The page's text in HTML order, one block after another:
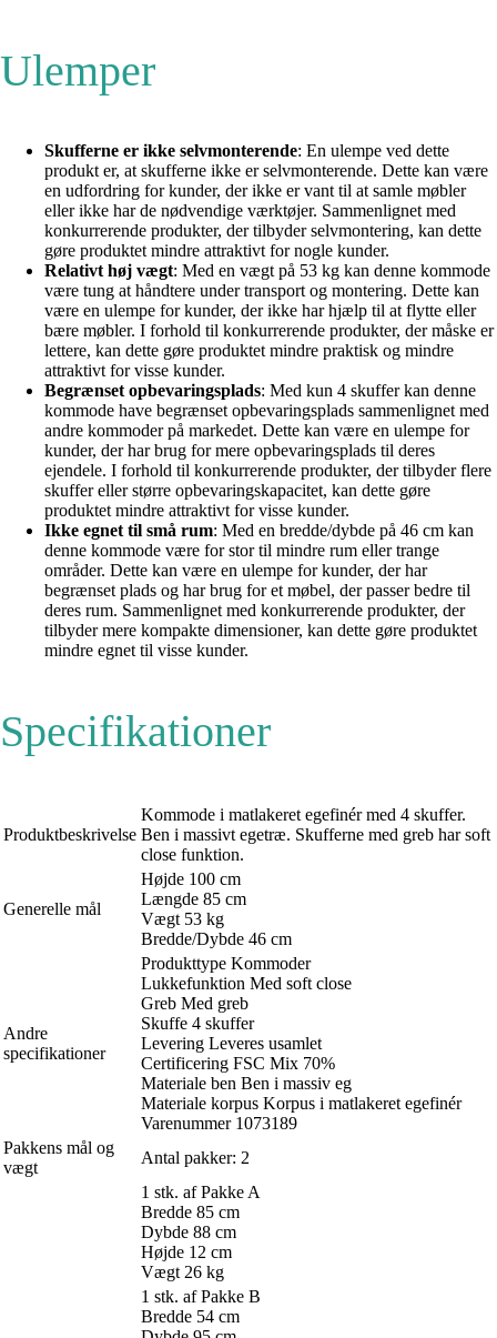
Ulemper
Skufferne er ikke selvmonterende: En ulempe ved dette
produkt er, at skufferne ikke er selvmonterende. Dette kan være
en udfordring for kunder, der ikke er vant til at samle møbler
eller ikke har de nødvendige værktøjer. Sammenlignet med
konkurrerende produkter, der tilbyder selvmontering, kan dette
gøre produktet mindre attraktivt for nogle kunder.
Relativt høj vægt: Med en vægt på 53 kg kan denne kommode
være tung at håndtere under transport og montering. Dette kan
være en ulempe for kunder, der ikke har hjælp til at flytte eller
bære møbler. I forhold til konkurrerende produkter, der måske er
lettere, kan dette gøre produktet mindre praktisk og mindre
attraktivt for visse kunder.
Begrænset opbevaringsplads: Med kun 4 skuffer kan denne
kommode have begrænset opbevaringsplads sammenlignet med
andre kommoder på markedet. Dette kan være en ulempe for
kunder, der har brug for mere opbevaringsplads til deres
ejendele. I forhold til konkurrerende produkter, der tilbyder flere
skuffer eller større opbevaringskapacitet, kan dette gøre
produktet mindre attraktivt for visse kunder.
Ikke egnet til små rum: Med en bredde/dybde på 46 cm kan
denne kommode være for stor til mindre rum eller trange
områder. Dette kan være en ulempe for kunder, der har
begrænset plads og har brug for et møbel, der passer bedre til
deres rum. Sammenlignet med konkurrerende produkter, der
tilbyder mere kompakte dimensioner, kan dette gøre produktet
mindre egnet til visse kunder.
Specifikationer
Produktbeskrivelse
Kommode i matlakeret egefinér med 4 skuffer.
Ben i massivt egetræ. Skufferne med greb har soft
close funktion.
Generelle mål
Højde 100 cm
Længde 85 cm
Vægt 53 kg
Bredde/Dybde 46 cm
Andre
specifikationer
Produkttype Kommoder
Lukkefunktion Med soft close
Greb Med greb
Skuffe 4 skuffer
Levering Leveres usamlet
Certificering FSC Mix 70%
Materiale ben Ben i massiv eg
Materiale korpus Korpus i matlakeret egefinér
Varenummer 1073189
Pakkens mål og
vægt
Antal pakker: 2
1 stk. af Pakke A
Bredde 85 cm
Dybde 88 cm
Højde 12 cm
Vægt 26 kg
1 stk. af Pakke B
Bredde 54 cm